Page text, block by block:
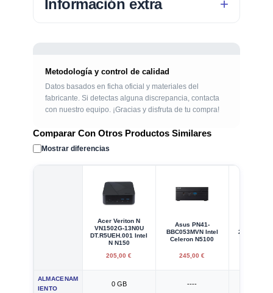
Información extra
Metodología y control de calidad
Datos basados en ficha oficial y materiales del
fabricante. Si detectas alguna discrepancia, contacta
con nuestro equipo. ¡Gracias y disfruta de tu compra!
Comparar Con Otros Productos Similares
Mostrar diferencias
Acer Veriton N
VN1502G-13N0U
DT.R5UEH.001 Intel
N N150
205,00 €
Asus PN41-
BBC053MVN Intel
Celeron N5100
245,00 €
213BES
ALMACENAM
IENTO
0 GB ----